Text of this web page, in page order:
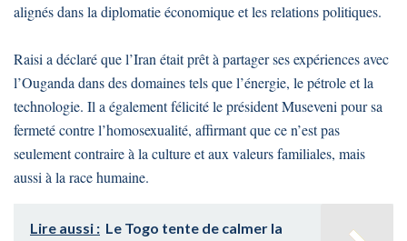
alignés dans la diplomatie économique et les relations politiques.
Raisi a déclaré que l’Iran était prêt à partager ses expériences avec
l’Ouganda dans des domaines tels que l’énergie, le pétrole et la
technologie. Il a également félicité le président Museveni pour sa
fermeté contre l’homosexualité, affirmant que ce n’est pas
seulement contraire à la culture et aux valeurs familiales, mais
aussi à la race humaine.
Lire aussi : Le Togo tente de calmer la